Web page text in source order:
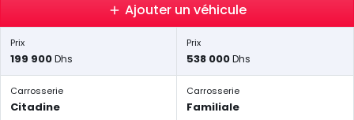
Ajouter un véhicule
Prix
199 900Dhs
Prix
538 000Dhs
Carrosserie
Citadine
Carrosserie
Familiale